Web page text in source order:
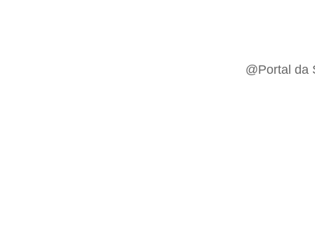
@Portal da